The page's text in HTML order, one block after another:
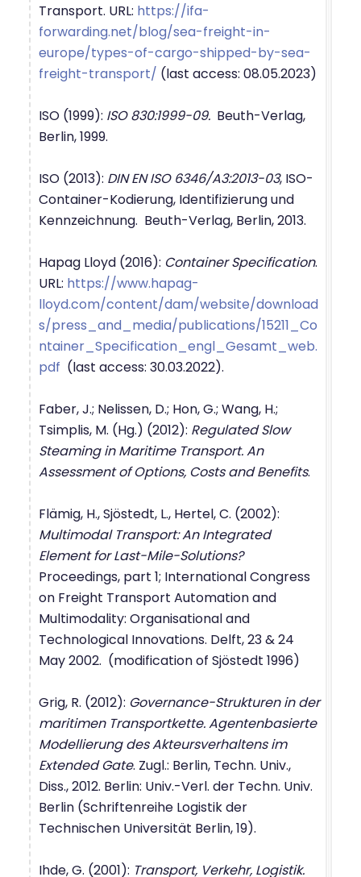
Transport. URL: https://ifa-
forwarding.net/blog/sea-freight-in-
europe/types-of-cargo-shipped-by-sea-
freight-transport/ (last access: 08.05.2023)
ISO (1999): ISO 830:1999-09. Beuth-Verlag,
Berlin, 1999.
ISO (2013): DIN EN ISO 6346/A3:2013-03, ISO-
Container-Kodierung, Identifizierung und
Kennzeichnung. Beuth-Verlag, Berlin, 2013.
Hapag Lloyd (2016): Container Specification.
URL: https://www.hapag-
lloyd.com/content/dam/website/download
s/press_and_media/publications/15211_Co
ntainer_Specification_engl_Gesamt_web.
pdf (last access: 30.03.2022).
Faber, J.; Nelissen, D.; Hon, G.; Wang, H.;
Tsimplis, M. (Hg.) (2012): Regulated Slow
Steaming in Maritime Transport. An
Assessment of Options, Costs and Benefits.
Flämig, H., Sjöstedt, L., Hertel, C. (2002):
Multimodal Transport: An Integrated
Element for Last-Mile-Solutions?
Proceedings, part 1; International Congress
on Freight Transport Automation and
Multimodality: Organisational and
Technological Innovations. Delft, 23 & 24
May 2002. (modification of Sjöstedt 1996)
Grig, R. (2012): Governance-Strukturen in der
maritimen Transportkette. Agentenbasierte
Modellierung des Akteursverhaltens im
Extended Gate. Zugl.: Berlin, Techn. Univ.,
Diss., 2012. Berlin: Univ.-Verl. der Techn. Univ.
Berlin (Schriftenreihe Logistik der
Technischen Universität Berlin, 19).
Ihde, G. (2001): Transport, Verkehr, Logistik.